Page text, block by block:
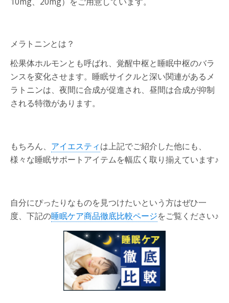
メラトニンとは？
松果体ホルモンとも呼ばれ、覚醒中枢と睡眠中枢のバラ
ンスを変化させます。睡眠サイクルと深い関連があるメ
ラトニンは、夜間に合成が促進され、昼間は合成が抑制
される特徴があります。
もちろん、 アイエスティは上記でご紹介した他にも、
様々な睡眠サポートアイテムを幅広く取り揃えています♪
自分にぴったりなものを見つけたいという方はぜひ一
度、下記の睡眠ケア商品徹底比較ページをご覧ください♪